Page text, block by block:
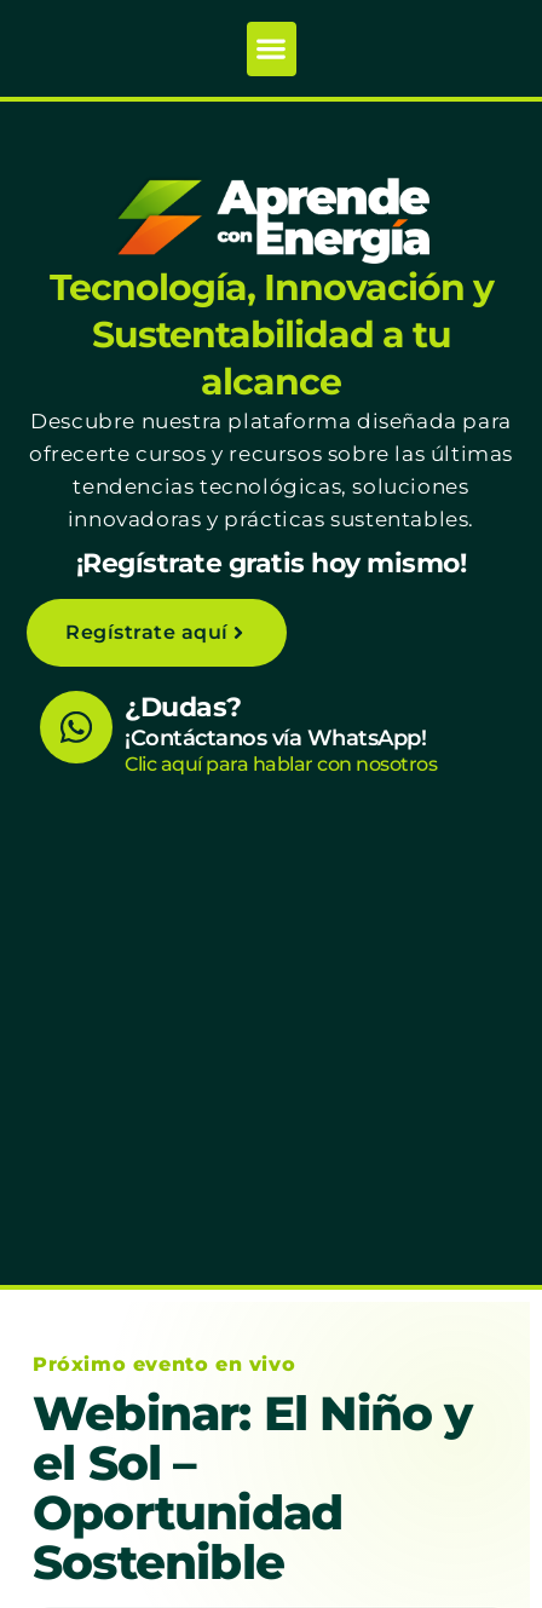
Tecnología, Innovación y
Sustentabilidad a tu
alcance
Descubre nuestra plataforma diseñada para
ofrecerte cursos y recursos sobre las últimas
tendencias tecnológicas, soluciones
innovadoras y prácticas sustentables.
¡Regístrate gratis hoy mismo!
Regístrate aquí
W
h
¿Dudas?
¡Contáctanos vía WhatsApp!
Clic aquí para hablar con nosotros
Próximo evento en vivo
Webinar: El Niño y
el Sol –
Oportunidad
Sostenible